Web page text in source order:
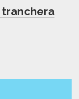
tranchera